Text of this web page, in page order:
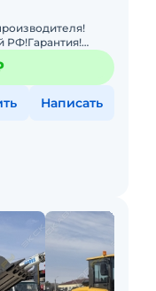
РФ!Гарантия!
-
Написать